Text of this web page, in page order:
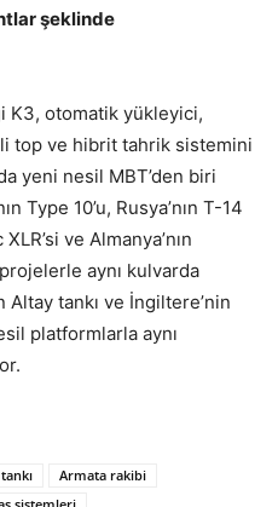
şeklinde
K3, otomatik yükleyici,
top ve hibrit tahrik sistemini
yeni nesil MBT’den biri
Type 10’u, Rusya’nın T-14
ve Almanya’nın
aynı kulvarda
tankı ve İngiltere’nin
platformlarla aynı
Armata rakibi